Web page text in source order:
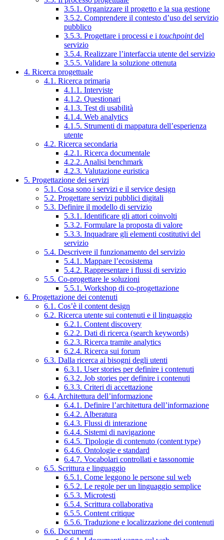
3.5.1. Organizzare il progetto e la sua gestione
3.5.2. Comprendere il contesto d’uso del servizio
pubblico
3.5.3. Progettare i processi e i touchpointdel
servizio
3.5.4. Realizzare l’interfaccia utente del servizio
3.5.5. Validare la soluzione ottenuta
4. Ricerca progettuale
4.1. Ricerca primaria
4.1.1. Interviste
4.1.2. Questionari
4.1.3. Test di usabilità
4.1.4. Web analytics
4.1.5. Strumenti di mappatura dell’esperienza
utente
4.2. Ricerca secondaria
4.2.1. Ricerca documentale
4.2.2. Analisi benchmark
4.2.3. Valutazione euristica
5. Progettazione dei servizi
5.1. Cosa sono i servizi e il service design
5.2. Progettare servizi pubblici digitali
5.3. Definire il modello di servizio
5.3.1. Identificare gli attori coinvolti
5.3.2. Formulare la proposta di valore
5.3.3. Inquadrare gli elementi costitutivi del
servizio
5.4. Descrivere il funzionamento del servizio
5.4.1. Mappare l’ecosistema
5.4.2. Rappresentare i flussi di servizio
5.5. Co-progettare le soluzioni
5.5.1. Workshop di co-progettazione
6. Progettazione dei contenuti
6.1. Cos’è il content design
6.2. Ricerca utente sui contenuti e il linguaggio
6.2.1. Content discovery
6.2.2. Dati di ricerca (search keywords)
6.2.3. Ricerca tramite analytics
6.2.4. Ricerca sui forum
6.3. Dalla ricerca ai bisogni degli utenti
6.3.1. User stories per definire i contenuti
6.3.2. Job stories per definire i contenuti
6.3.3. Criteri di accettazione
6.4. Architettura dell’informazione
6.4.1. Definire l’architettura dell’informazione
6.4.2. Alberatura
6.4.3. Flussi di interazione
6.4.4. Sistemi di navigazione
6.4.5. Tipologie di contenuto (content type)
6.4.6. Ontologie e standard
6.4.7. Vocabolari controllati e tassonomie
6.5. Scrittura e linguaggio
6.5.1. Come leggono le persone sul web
6.5.2. Le regole per un linguaggio semplice
6.5.3. Microtesti
6.5.4. Scrittura collaborativa
6.5.5. Content critique
6.5.6. Traduzione e localizzazione dei contenuti
6.6. Documenti